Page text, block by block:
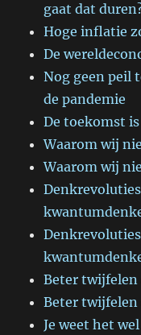
gaat dat
Hoge inflatie
De
Nog geen peil
de pandemie
De toekomst
Waarom wij
Waarom wij
Beter twijfelen
Beter twijfelen
Je weet het